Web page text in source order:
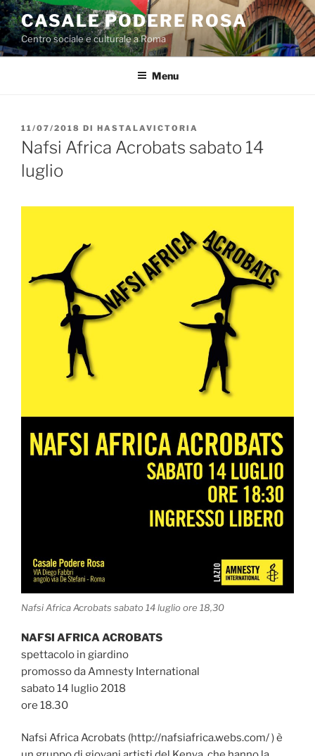
Salta
al
contenuto
CASALE PODERE ROSA
Centro sociale e culturale a Roma
Menu
PUBBLICATO
IL
11/07/2018 DI HASTALAVICTORIA
Nafsi Africa Acrobats sabato 14
luglio
Nafsi Africa Acrobats sabato 14 luglio ore 18,30
NAFSI AFRICA ACROBATS
spettacolo in giardino
promosso da Amnesty International
sabato 14 luglio 2018
ore 18.30
Nafsi Africa Acrobats (http://nafsiafrica.webs.com/ ) è